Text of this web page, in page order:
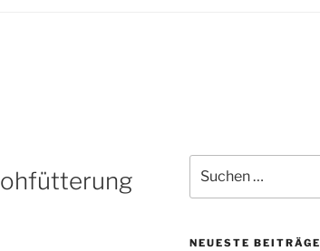
nach:
NEUESTE BEITRÄGE